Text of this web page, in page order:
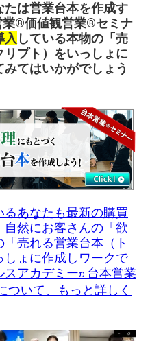
は営業台本を作成す
業®︎価値観営業®︎セミナ
入 している本物の「売
プト）をいっしょに
てはいかがでしょう
あなたも最新の購買
然にお客さんの「欲
売れる営業台本（ト
ょに作成しワークで
スアカデミー® 台本営業
いて、もっと詳しく